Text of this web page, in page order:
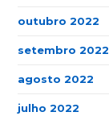
outubro 2022
setembro 2022
agosto 2022
julho 2022